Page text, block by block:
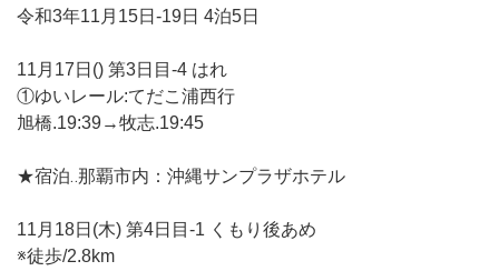
令和3年11月15日-19日 4泊5日
11月17日() 第3日目-4 はれ
①ゆいレール:てだこ浦西行
旭橋.19:39→牧志.19:45
★宿泊‥那覇市内：沖縄サンプラザホテル
11月18日(木) 第4日目-1 くもり後あめ
※徒歩/2.8km